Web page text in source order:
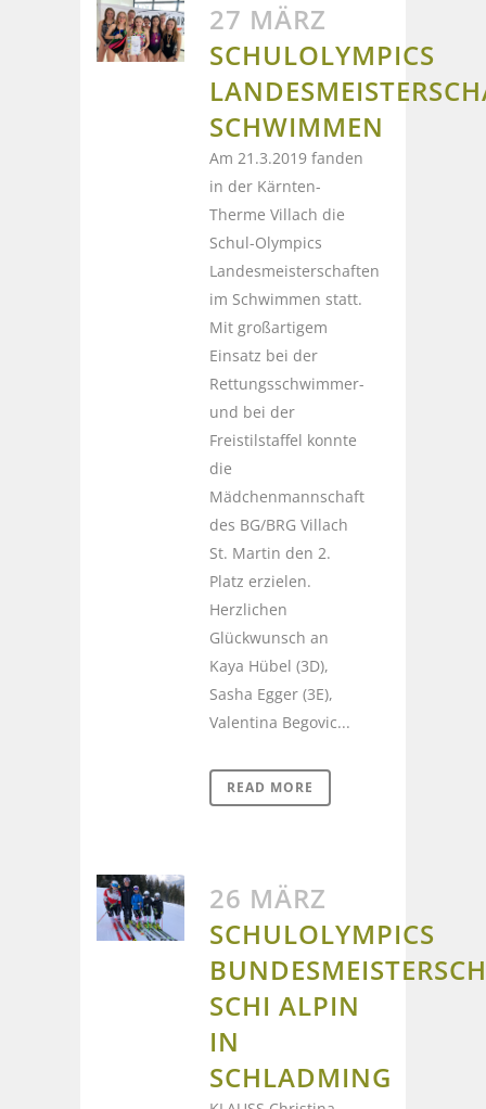
27 MÄRZ
SCHULOLYMPICS
SCHWIMMEN
Am 21.3.2019 fanden
in der Kärnten-
Therme Villach die
Schul-Olympics
Landesmeisterschaften
im Schwimmen statt.
Mit großartigem
Einsatz bei der
Rettungsschwimmer-
und bei der
Freistilstaffel konnte
die
Mädchenmannschaft
des BG/BRG Villach
St. Martin den 2.
Platz erzielen.
Herzlichen
Glückwunsch an
Kaya Hübel (3D),
Sasha Egger (3E),
Valentina Begovic...
READ MORE
26 MÄRZ
SCHULOLYMPICS
SCHI ALPIN
IN
SCHLADMING